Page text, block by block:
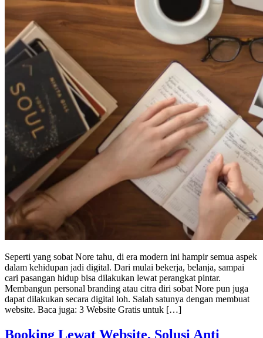
Seperti yang sobat Nore tahu, di era modern ini hampir semua aspek
dalam kehidupan jadi digital. Dari mulai bekerja, belanja, sampai
cari pasangan hidup bisa dilakukan lewat perangkat pintar.
Membangun personal branding atau citra diri sobat Nore pun juga
dapat dilakukan secara digital loh. Salah satunya dengan membuat
website. Baca juga: 3 Website Gratis untuk […]
Booking Lewat Website, Solusi Anti